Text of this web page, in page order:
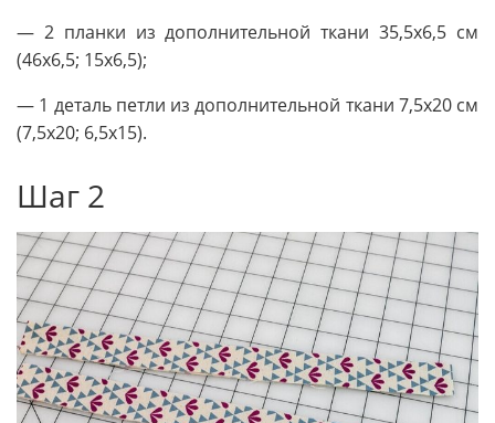
— 2 планки из дополнительной ткани 35,5х6,5 см
(46х6,5; 15х6,5);
— 1 деталь петли из дополнительной ткани 7,5х20 см
(7,5х20; 6,5х15).
Шаг 2